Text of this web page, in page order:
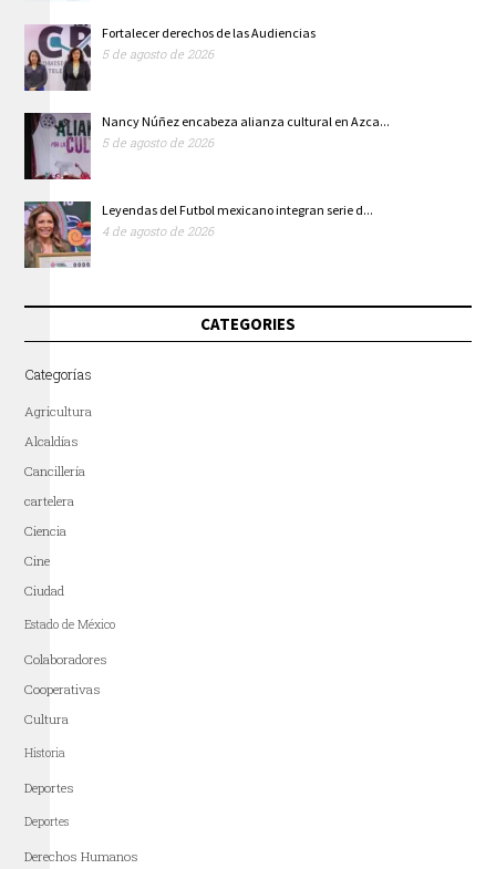
Fortalecer derechos de las Audiencias
5 de agosto de 2026
Nancy Núñez encabeza alianza cultural en Azca...
5 de agosto de 2026
Leyendas del Futbol mexicano integran serie d...
4 de agosto de 2026
CATEGORIES
Categorías
Agricultura
Alcaldías
Cancillería
cartelera
Ciencia
Cine
Ciudad
Estado de México
Colaboradores
Cooperativas
Cultura
Historia
Deportes
Deportes
Derechos Humanos